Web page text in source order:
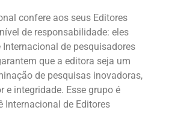
confere aos seus Editores
de responsabilidade: eles
de pesquisadores
que a editora seja um
de pesquisas inovadoras,
e integridade. Esse grupo é
Internacional de Editores